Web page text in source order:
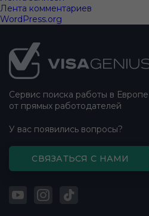
Лента комментариев
WordPress.org
Подвал
сайта
Сервис поиска работы в Европе
от прямых работодателей
У вас появились вопросы?
СВЯЗАТЬСЯ С НАМИ